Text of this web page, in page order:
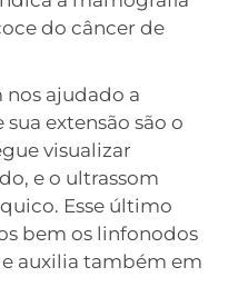
do câncer de
nos ajudado a
extensão são o
visualizar
e o ultrassom
Esse último
bem os linfonodos
auxilia também em